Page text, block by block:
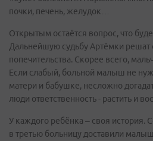
почки, печень, желудок…
Открытым остаётся вопрос, что
Дальнейшую судьбу Артёмки решат
попечительства. Скорее всего,
Если слабый, больной малыш не
матери и бабушке, несложно
люди ответственность - растить и
У каждого ребёнка – своя история.
в третью больницу доставили